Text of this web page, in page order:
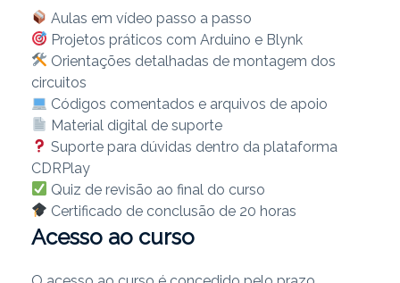
Aulas em vídeo passo a passo
Projetos práticos com Arduino e Blynk
Orientações detalhadas de montagem dos
circuitos
Códigos comentados e arquivos de apoio
Material digital de suporte
Suporte para dúvidas dentro da plataforma
CDRPlay
Quiz de revisão ao final do curso
Certificado de conclusão de 20 horas
Acesso ao curso